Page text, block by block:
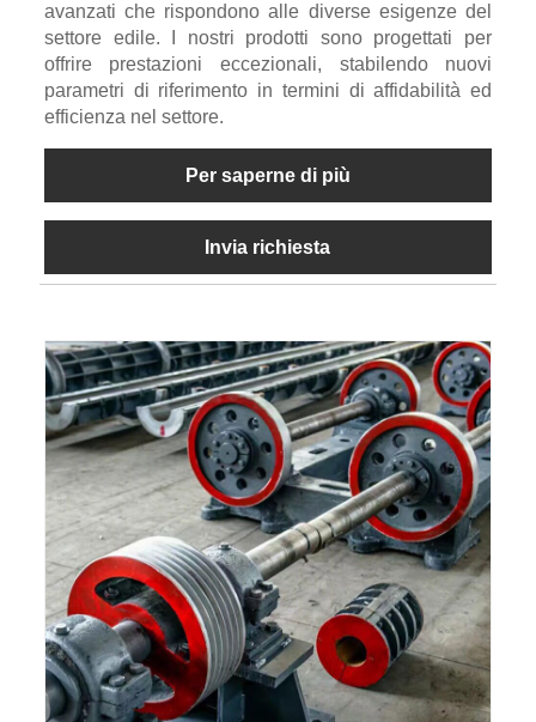
avanzati che rispondono alle diverse esigenze del
settore edile. I nostri prodotti sono progettati per
offrire prestazioni eccezionali, stabilendo nuovi
parametri di riferimento in termini di affidabilità ed
efficienza nel settore.
Per saperne di più
Invia richiesta